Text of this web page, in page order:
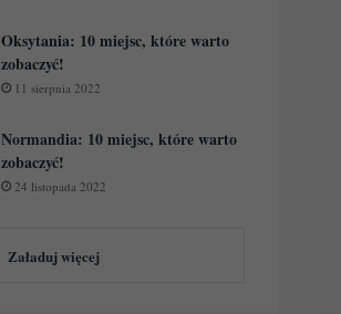
Oksytania: 10 miejsc, które warto
zobaczyć!
11 sierpnia 2022
Normandia: 10 miejsc, które warto
zobaczyć!
24 listopada 2022
Załaduj więcej